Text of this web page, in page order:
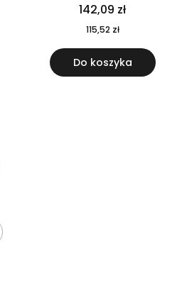
142,09 zł
115,52 zł
Do koszyka